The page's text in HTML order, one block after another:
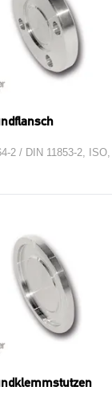
2 / DIN 11853-2, ISO,